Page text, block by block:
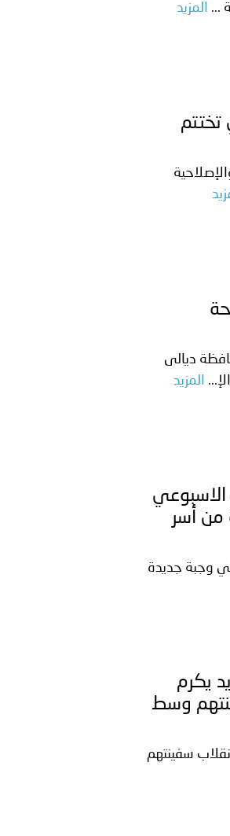
...
المزيد
م - شرطة دبي تختتم
مكافحة
ديالى
المزيد
م - ضمن منهجه الاسبوعي
من أسر
وجبة جديدة
م - سيف بن زايد يكرم
انقلاب سفينتهم وسط
الداخلية" أنقذوا حياة (9) أشخاص إثر انقلاب سفينتهم